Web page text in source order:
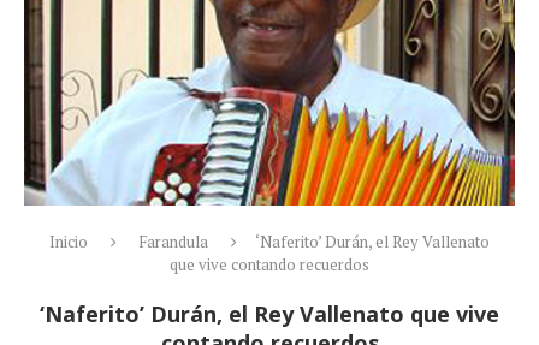
Inicio Farandula
‘Naferito’ Durán, el Rey Vallenato
que vive contando recuerdos
‘Naferito’ Durán, el Rey Vallenato que vive